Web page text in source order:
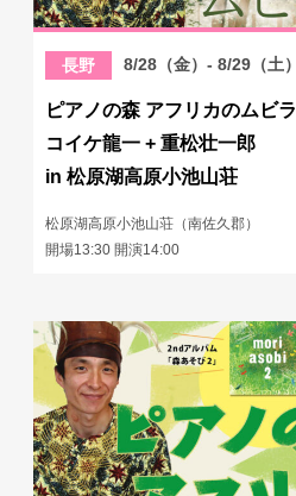
長野 8/28（金）- 8/29（土）
ピアノの森 アフリカのムビラ
コイケ龍一 + 重松壮一郎
in 松原湖高原小池山荘
松原湖高原小池山荘（南佐久郡）
開場13:30 開演14:00